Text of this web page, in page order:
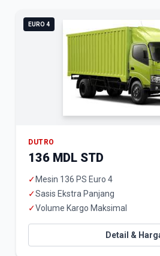
EURO 4
DUTRO
136 MDL STD
✓ Mesin 136 PS Euro 4
✓Sasis Ekstra Panjang
✓Volume Kargo Maksimal
Detail &